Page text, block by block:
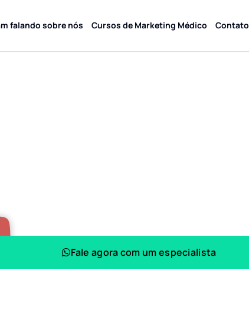
falando sobre nós Cursos de Marketing Médico Contato
Fale agora com um especialista